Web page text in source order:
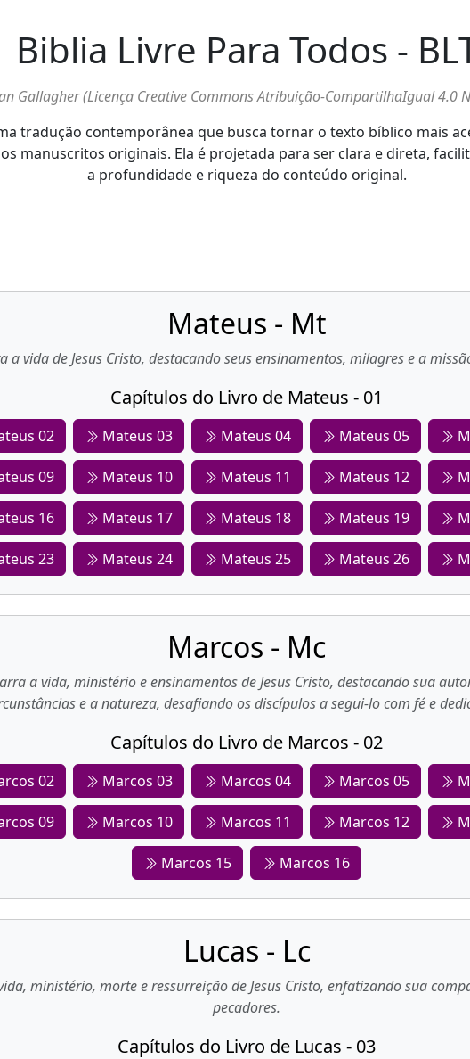
Biblia Livre Para Todos -
Gallagher (Licença Creative Commons Atribuição-CompartilhaIgual 4.0
tradução contemporânea que busca tornar o texto bíblico mais
manuscritos originais. Ela é projetada para ser clara e direta,
a profundidade e riqueza do conteúdo original.
Mateus - Mt
a vida de Jesus Cristo, destacando seus ensinamentos, milagres e a
Capítulos do Livro de Mateus - 01
02 Mateus 03 Mateus 04 Mateus 05
09 Mateus 10 Mateus 11 Mateus 12
16 Mateus 17 Mateus 18 Mateus 19
23 Mateus 24 Mateus 25 Mateus 26
Marcos - Mc
a vida, ministério e ensinamentos de Jesus Cristo, destacando sua
e a natureza, desafiando os discípulos a segui-lo com fé e
Capítulos do Livro de Marcos - 02
02 Marcos 03 Marcos 04 Marcos 05
09 Marcos 10 Marcos 11 Marcos 12
Marcos 15 Marcos 16
Lucas - Lc
ministério, morte e ressurreição de Jesus Cristo, enfatizando sua
pecadores.
Capítulos do Livro de Lucas - 03